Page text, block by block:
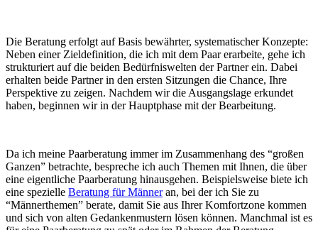
Die Beratung erfolgt auf Basis bewährter, systematischer Konzepte:
Neben einer Zieldefinition, die ich mit dem Paar erarbeite, gehe ich
strukturiert auf die beiden Bedürfniswelten der Partner ein. Dabei
erhalten beide Partner in den ersten Sitzungen die Chance, Ihre
Perspektive zu zeigen. Nachdem wir die Ausgangslage erkundet
haben, beginnen wir in der Hauptphase mit der Bearbeitung.
Da ich meine Paarberatung immer im Zusammenhang des “großen
Ganzen” betrachte, bespreche ich auch Themen mit Ihnen, die über
eine eigentliche Paarberatung hinausgehen. Beispielsweise biete ich
eine spezielle Beratung für Männeran, bei der ich Sie zu
“Männerthemen” berate, damit Sie aus Ihrer Komfortzone kommen
und sich von alten Gedankenmustern lösen können. Manchmal ist es